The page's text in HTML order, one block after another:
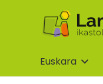
Euskara